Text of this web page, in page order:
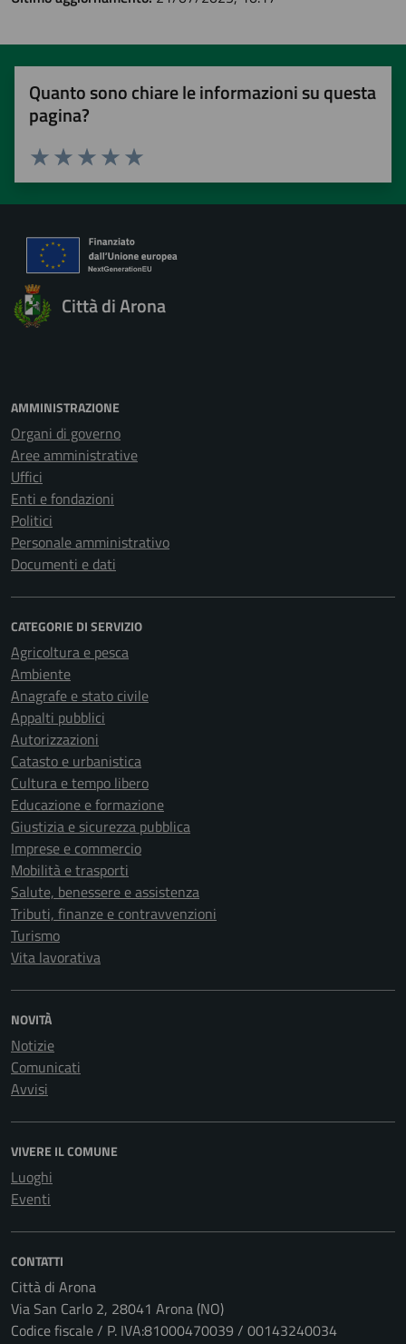
Quanto sono chiare le informazioni su questa
pagina?
Valuta 5 stelle su 5
Valuta 4 stelle su 5
Valuta 3 stelle su 5
Valuta 2 stelle su 5
Valuta 1 stelle su 5
Città di Arona
AMMINISTRAZIONE
Organi di governo
Aree amministrative
Uffici
Enti e fondazioni
Politici
Personale amministrativo
Documenti e dati
CATEGORIE DI SERVIZIO
Agricoltura e pesca
Ambiente
Anagrafe e stato civile
Appalti pubblici
Autorizzazioni
Catasto e urbanistica
Cultura e tempo libero
Educazione e formazione
Giustizia e sicurezza pubblica
Imprese e commercio
Mobilità e trasporti
Salute, benessere e assistenza
Tributi, finanze e contravvenzioni
Turismo
Vita lavorativa
NOVITÀ
Notizie
Comunicati
Avvisi
VIVERE IL COMUNE
Luoghi
Eventi
CONTATTI
Città di Arona
Via San Carlo 2, 28041 Arona (NO)
Codice fiscale / P. IVA:81000470039 / 00143240034